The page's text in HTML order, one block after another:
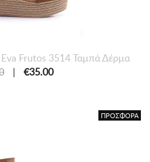
Eva Frutos 3514 Ταμπά Δέρμα
| €35.00
ΠΡΟΣΦΟΡΑ